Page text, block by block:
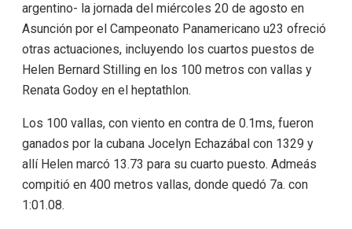
argentino- la jornada del miércoles 20 de agosto en
Asunción por el Campeonato Panamericano u23 ofreció
otras actuaciones, incluyendo los cuartos puestos de
Helen Bernard Stilling en los 100 metros con vallas y
Renata Godoy en el heptathlon.
Los 100 vallas, con viento en contra de 0.1ms, fueron
ganados por la cubana Jocelyn Echazábal con 1329 y
allí Helen marcó 13.73 para su cuarto puesto. Admeás
compitió en 400 metros vallas, donde quedó 7a. con
1:01.08.